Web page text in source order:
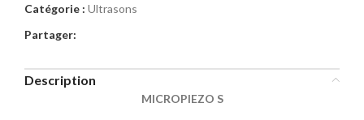
Catégorie : Ultrasons
Partager:
Description
MICROPIEZO S